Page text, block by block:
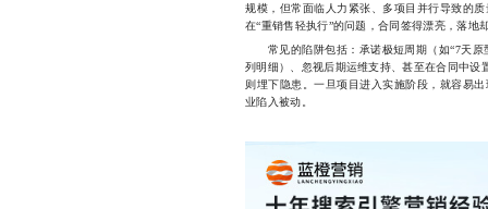
规模，但常面临人力紧张、多项目并行导致的
在“重销售轻执行”的问题，合同签得漂亮，落地
常见的陷阱包括：承诺极短周期（如“7天原
列明细）、忽视后期运维支持、甚至在合同中设
则埋下隐患。一旦项目进入实施阶段，就容易
业陷入被动。